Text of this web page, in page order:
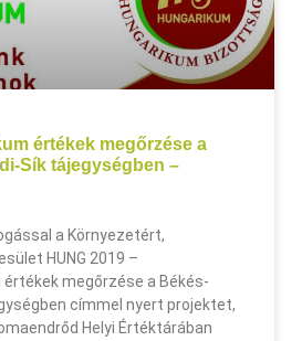
értékek megőrzése a
Sík tájegységben –
a Környezetért,
HUNG 2019 –
megőrzése a Békés-
címmel nyert projektet,
Helyi Értéktárában